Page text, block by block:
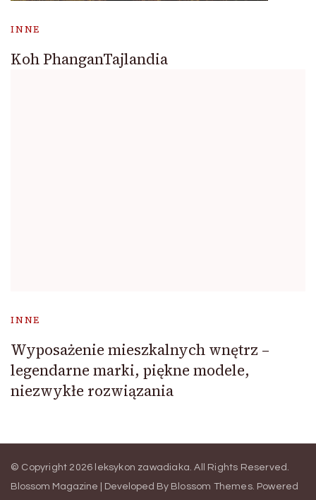
INNE
Koh PhanganTajlandia
INNE
Wyposażenie mieszkalnych wnętrz –
legendarne marki, piękne modele,
niezwykłe rozwiązania
© Copyright 2026 leksykon zawadiaka. All Rights Reserved.
Blossom Magazine | Developed By Blossom Themes. Powered